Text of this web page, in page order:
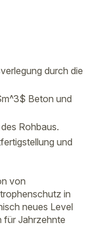
durch die
Beton und
Rohbaus.
und
von
in
neues Level
für Jahrzehnte